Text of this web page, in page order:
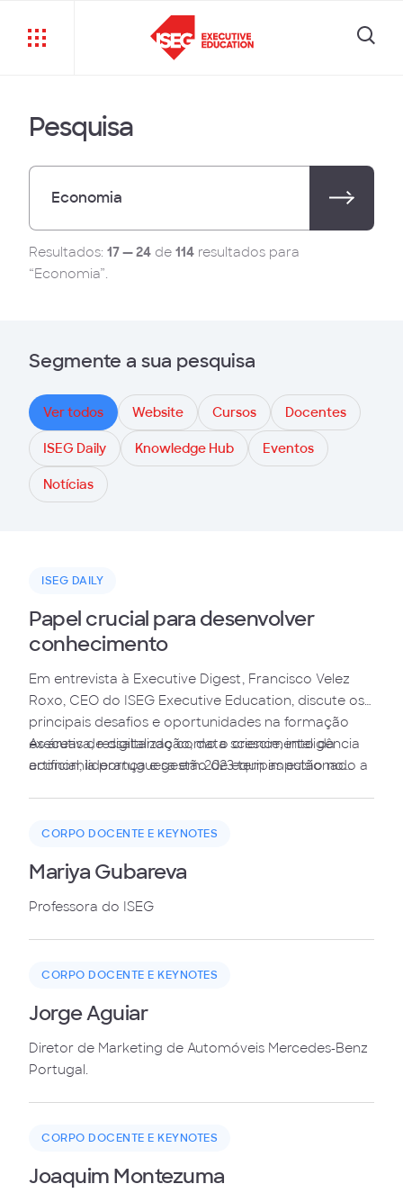
Pesquisa
Resultados: 17 — 24 de 114 resultados para
“Economia”.
Segmente a sua pesquisa
Ver todos Website Cursos Docentes
ISEG Daily Knowledge Hub Eventos
Notícias
ISEG DAILY
Papel crucial para desenvolver
conhecimento
Em entrevista à Executive Digest, Francisco Velez
Roxo, CEO do ISEG Executive Education, discute os
principais desafios e oportunidades na formação
executiva, ressaltando como o crescimento da
economia portuguesa em 2023 tem impulsionado a
As áreas de digitalização, data science, inteligência
artificial, liderança e gestão de equipas estão no
CORPO DOCENTE E KEYNOTES
Mariya Gubareva
Professora do ISEG
CORPO DOCENTE E KEYNOTES
Jorge Aguiar
Diretor de Marketing de Automóveis Mercedes-Benz
Portugal.
CORPO DOCENTE E KEYNOTES
Joaquim Montezuma